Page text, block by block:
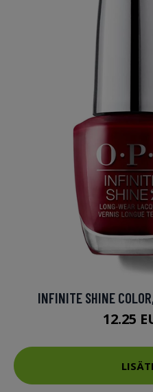
INFINITE SHINE
12.25